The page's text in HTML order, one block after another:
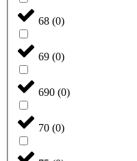
68 (0)
69 (0)
690 (0)
70 (0)